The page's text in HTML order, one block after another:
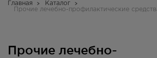
Главная
Каталог
Прочие лечебно-профилактические
Прочие лечебно-